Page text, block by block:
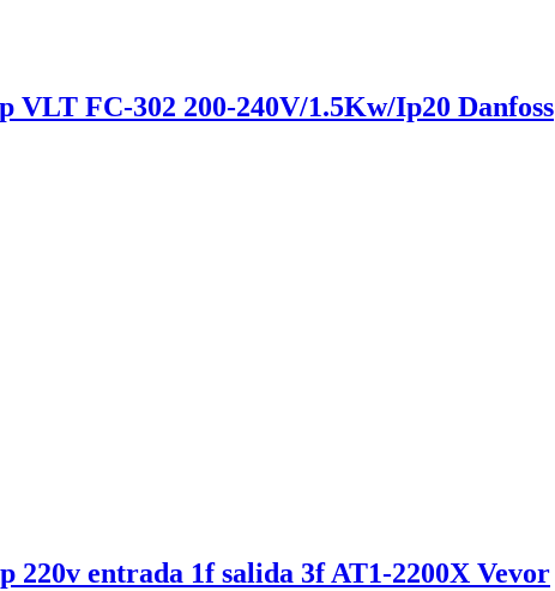
VLT FC-302 200-240V/1.5Kw/Ip20 Danfoss
220v entrada 1f salida 3f AT1-2200X Vevor